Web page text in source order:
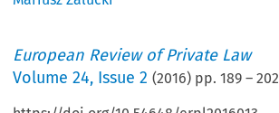
European Review of Private Law
Volume24, Issue 2 (2016) pp.189 –202